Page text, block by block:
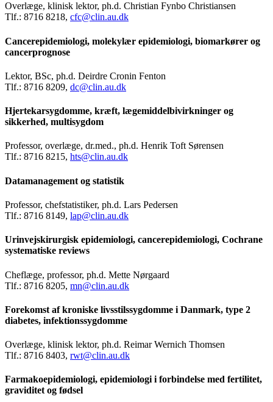
Overlæge, klinisk lektor, ph.d. Christian Fynbo Christiansen
Tlf.: 8716 8218, cfc@clin.au.dk
Cancerepidemiologi, molekylær epidemiologi, biomarkører og
cancerprognose
Lektor, BSc, ph.d. Deirdre Cronin Fenton
Tlf.: 8716 8209, dc@clin.au.dk
Hjertekarsygdomme, kræft, lægemiddelbivirkninger og
sikkerhed, multisygdom
Professor, overlæge, dr.med., ph.d. Henrik Toft Sørensen
Tlf.: 8716 8215, hts@clin.au.dk
Datamanagement og statistik
Professor, chefstatistiker, ph.d. Lars Pedersen
Tlf.: 8716 8149, lap@clin.au.dk
Urinvejskirurgisk epidemiologi, cancerepidemiologi, Cochrane
systematiske reviews
Cheflæge, professor, ph.d. Mette Nørgaard
Tlf.: 8716 8205, mn@clin.au.dk
Forekomst af kroniske livsstilssygdomme i Danmark, type 2
diabetes, infektionssygdomme
Overlæge, klinisk lektor, ph.d. Reimar Wernich Thomsen
Tlf.: 8716 8403, rwt@clin.au.dk
Farmakoepidemiologi, epidemiologi i forbindelse med fertilitet,
graviditet og fødsel